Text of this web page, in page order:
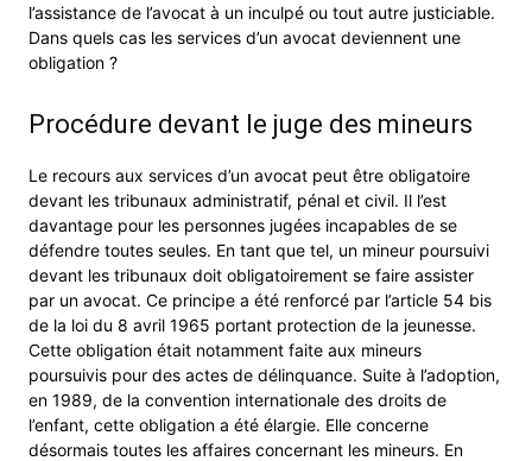
l’assistance de l’avocat à un inculpé ou tout autre justiciable.
Dans quels cas les services d’un avocat deviennent une
obligation ?
Procédure devant le juge des mineurs
Le recours aux services d’un avocat peut être obligatoire
devant les tribunaux administratif, pénal et civil. Il l’est
davantage pour les personnes jugées incapables de se
défendre toutes seules. En tant que tel, un mineur poursuivi
devant les tribunaux doit obligatoirement se faire assister
par un avocat. Ce principe a été renforcé par l’article 54 bis
de la loi du 8 avril 1965 portant protection de la jeunesse.
Cette obligation était notamment faite aux mineurs
poursuivis pour des actes de délinquance. Suite à l’adoption,
en 1989, de la convention internationale des droits de
l’enfant, cette obligation a été élargie. Elle concerne
désormais toutes les affaires concernant les mineurs. En